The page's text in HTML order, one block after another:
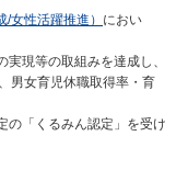
性活躍推進） におい
現等の取組みを達成し、
男女育児休職取得率・育
の「くるみん認定」を受け